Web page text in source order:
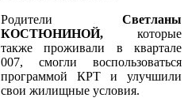
Родители Светланы
КОСТЮНИНОЙ, которые
также проживали в квартале
007, смогли воспользоваться
программой КРТ и улучшили
свои жилищные условия.